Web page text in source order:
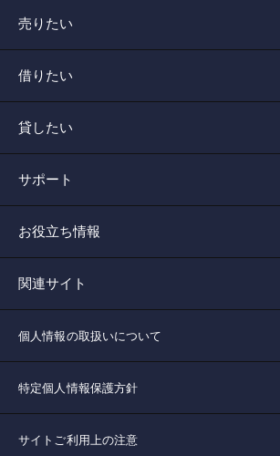
売りたい
借りたい
貸したい
サポート
お役立ち情報
関連サイト
個人情報の取扱いについて
特定個人情報保護方針
サイトご利用上の注意